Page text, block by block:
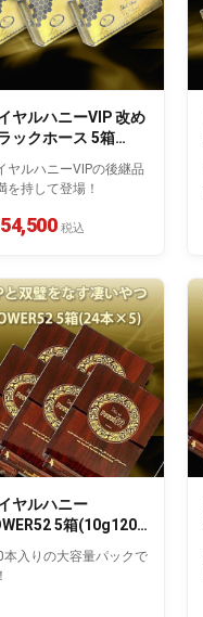
ヤルハニーVIP 改め
ックホース 5箱
ヤルハニーVIPの後継品
を持して登場！
税込
ヤルハニー
5箱(10g120
り)
本入りの大容量パックで